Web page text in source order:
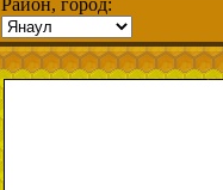
Район, город: